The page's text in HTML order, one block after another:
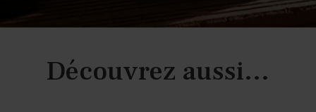
Découvrez aussi...